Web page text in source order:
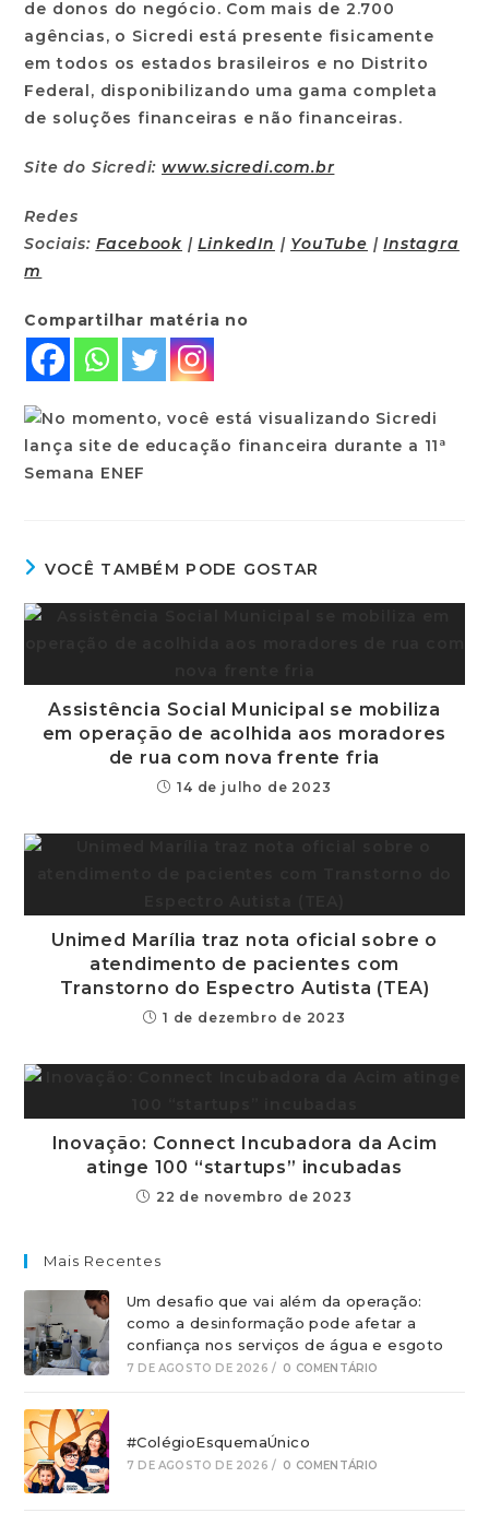
de donos do negócio. Com mais de 2.700
agências, o Sicredi está presente fisicamente
em todos os estados brasileiros e no Distrito
Federal, disponibilizando uma gama completa
de soluções financeiras e não financeiras.
Site do Sicredi:www.sicredi.com.br
Redes
Sociais: Facebook | LinkedIn | YouTube |Instagra
m
Compartilhar matéria no
VOCÊ TAMBÉM PODE GOSTAR
Assistência Social Municipal se mobiliza
em operação de acolhida aos moradores
de rua com nova frente fria
14 de julho de 2023
Unimed Marília traz nota oficial sobre o
atendimento de pacientes com
Transtorno do Espectro Autista (TEA)
1 de dezembro de 2023
Inovação: Connect Incubadora da Acim
atinge 100 “startups” incubadas
22 de novembro de 2023
Mais Recentes
Um desafio que vai além da operação:
como a desinformação pode afetar a
confiança nos serviços de água e esgoto
7 DE AGOSTO DE 2026 / 0 COMENTÁRIO
#ColégioEsquemaÚnico
7 DE AGOSTO DE 2026 / 0 COMENTÁRIO